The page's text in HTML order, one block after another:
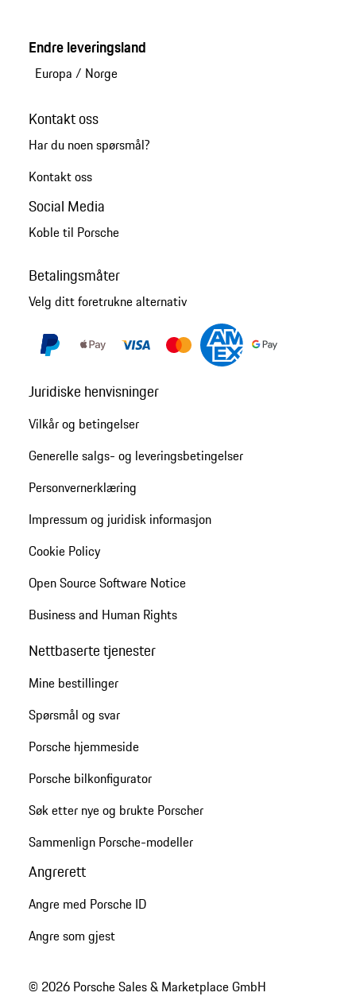
Endre leveringsland
Europa / Norge
Kontakt oss
Har du noen spørsmål?
Kontakt oss
Social Media
Koble til Porsche
Betalingsmåter
Velg ditt foretrukne alternativ
Juridiske henvisninger
Vilkår og betingelser
Generelle salgs- og leveringsbetingelser
Personvernerklæring
Impressum og juridisk informasjon
Cookie Policy
Open Source Software Notice
Business and Human Rights
Nettbaserte tjenester
Mine bestillinger
Spørsmål og svar
Porsche hjemmeside
Porsche bilkonfigurator
Søk etter nye og brukte Porscher
Sammenlign Porsche-modeller
Angrerett
Angre med Porsche ID
Angre som gjest
© 2026 Porsche Sales & Marketplace GmbH